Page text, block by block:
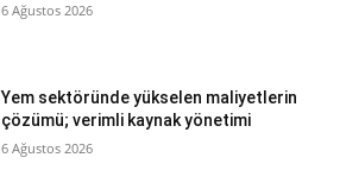
6 Ağustos 2026
Yem sektöründe yükselen maliyetlerin
çözümü; verimli kaynak yönetimi
6 Ağustos 2026